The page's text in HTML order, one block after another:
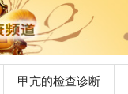
甲亢的检查诊断